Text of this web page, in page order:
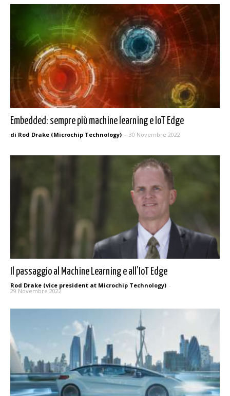
Embedded: sempre più machine learning e IoT Edge
di Rod Drake (Microchip Technology) - 30 Novembre 2022
Il passaggio al Machine Learning e all’IoT Edge
Rod Drake (vice president at Microchip Technology) -
29 Novembre 2022